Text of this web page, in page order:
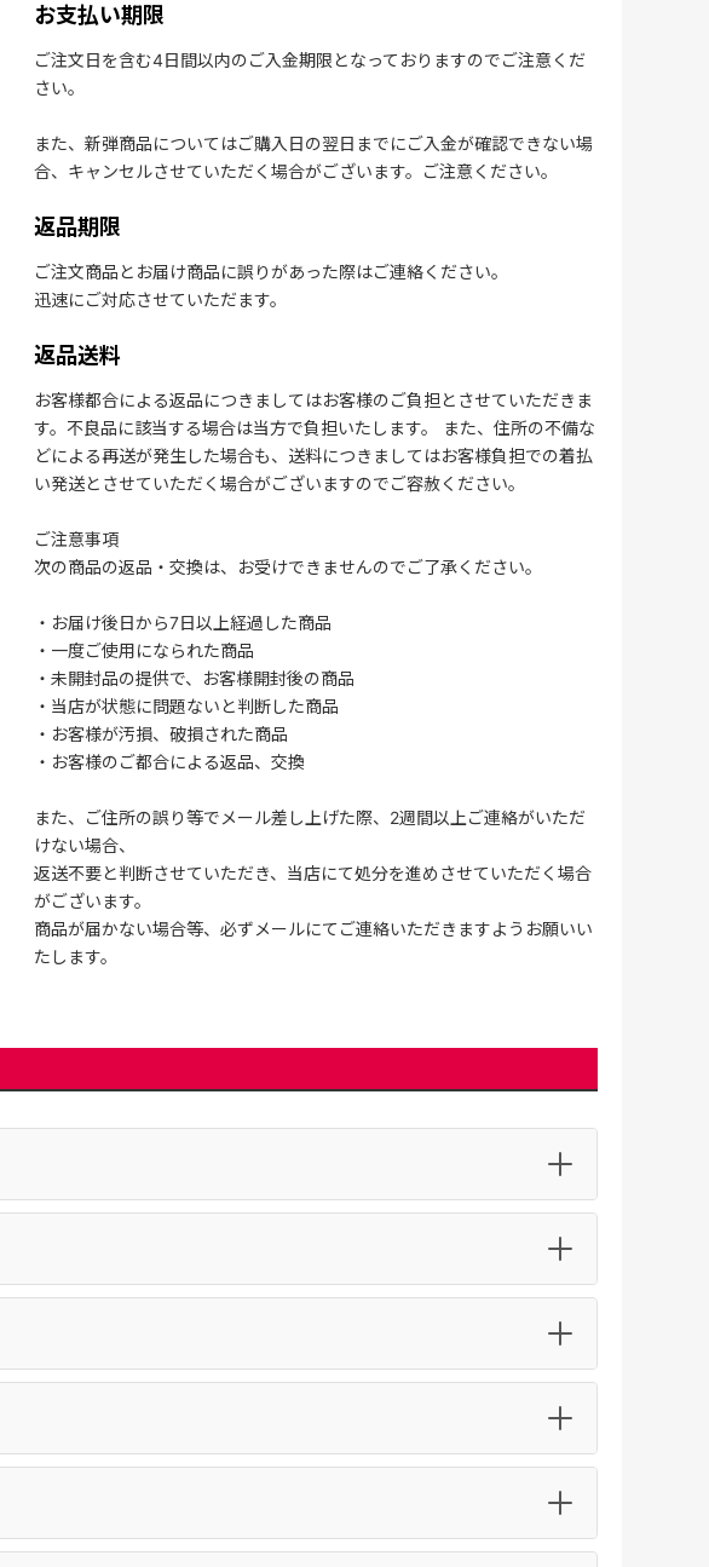
お支払い期限
ご注文日を含む4日間以内のご入金期限となっておりますのでご注意くだ
さい。
また、新弾商品についてはご購入日の翌日までにご入金が確認できない場
合、キャンセルさせていただく場合がございます。ご注意ください。
返品期限
ご注文商品とお届け商品に誤りがあった際はご連絡ください。
迅速にご対応させていただます。
返品送料
お客様都合による返品につきましてはお客様のご負担とさせていただきま
す。不良品に該当する場合は当方で負担いたします。 また、住所の不備な
どによる再送が発生した場合も、送料につきましてはお客様負担での着払
い発送とさせていただく場合がございますのでご容赦ください。
ご注意事項
次の商品の返品・交換は、お受けできませんのでご了承ください。
・お届け後日から7日以上経過した商品
・一度ご使用になられた商品
・未開封品の提供で、お客様開封後の商品
・当店が状態に問題ないと判断した商品
・お客様が汚損、破損された商品
・お客様のご都合による返品、交換
また、ご住所の誤り等でメール差し上げた際、2週間以上ご連絡がいただ
けない場合、
返送不要と判断させていただき、当店にて処分を進めさせていただく場合
がございます。
商品が届かない場合等、必ずメールにてご連絡いただきますようお願いい
たします。